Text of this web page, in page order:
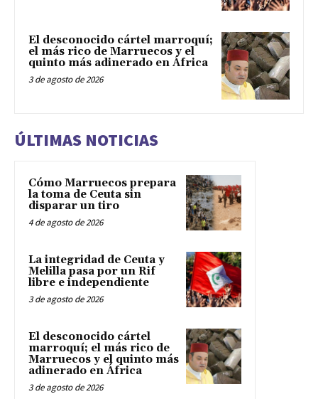
El desconocido cártel marroquí;
el más rico de Marruecos y el
quinto más adinerado en África
3 de agosto de 2026
ÚLTIMAS NOTICIAS
Cómo Marruecos prepara
la toma de Ceuta sin
disparar un tiro
4 de agosto de 2026
La integridad de Ceuta y
Melilla pasa por un Rif
libre e independiente
3 de agosto de 2026
El desconocido cártel
marroquí; el más rico de
Marruecos y el quinto más
adinerado en África
3 de agosto de 2026